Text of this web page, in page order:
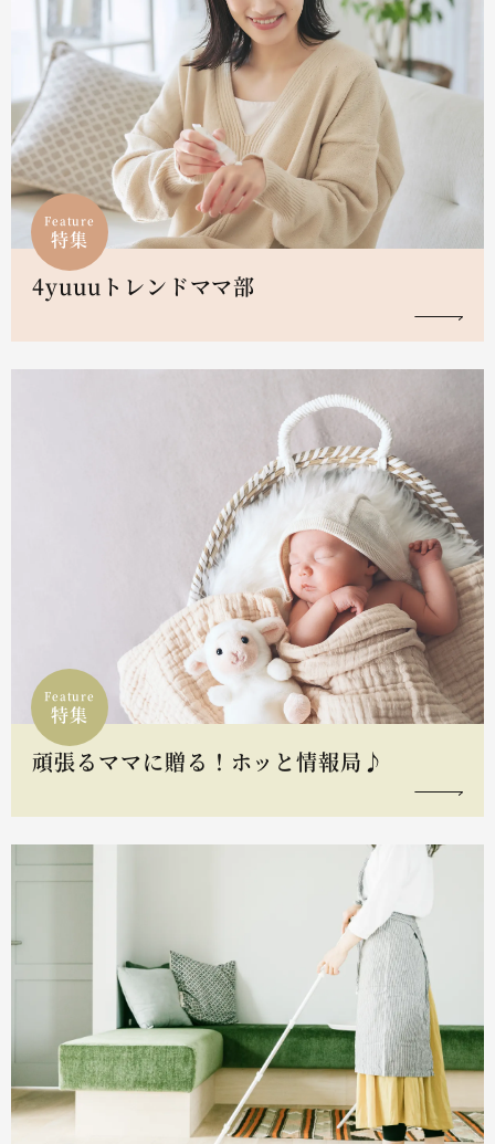
Feature
特集
4yuuuトレンドママ部
Feature
特集
頑張るママに贈る！ホッと情報局♪